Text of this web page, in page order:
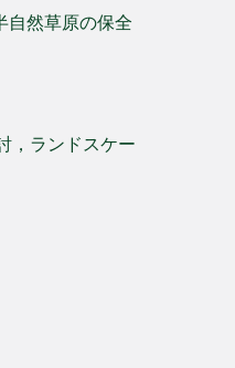
自然草原の保全
，ランドスケー